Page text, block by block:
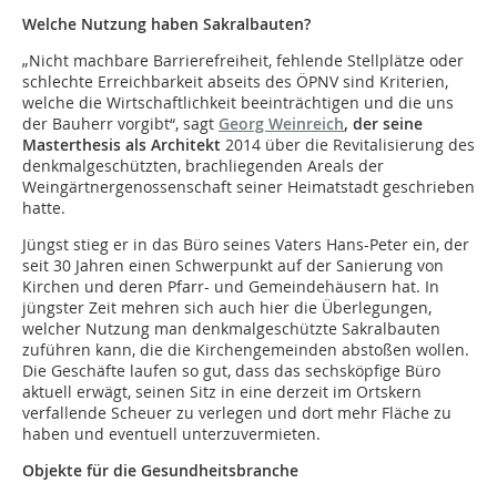
Welche Nutzung haben Sakralbauten?
„Nicht machbare Barrierefreiheit, fehlende Stellplätze oder
schlechte Erreichbarkeit abseits des ÖPNV sind Kriterien,
welche die Wirtschaftlichkeit beeinträchtigen und die uns
der Bauherr vorgibt“, sagt Georg Weinreich, der seine
Masterthesis als Architekt 2014 über die Revitalisierung des
denkmalgeschützten, brachliegenden Areals der
Weingärtnergenossenschaft seiner Heimatstadt geschrieben
hatte.
Jüngst stieg er in das Büro seines Vaters Hans-Peter ein, der
seit 30 Jahren einen Schwerpunkt auf der Sanierung von
Kirchen und deren Pfarr- und Gemeindehäusern hat. In
jüngster Zeit mehren sich auch hier die Überlegungen,
welcher Nutzung man denkmalgeschützte Sakralbauten
zuführen kann, die die Kirchengemeinden abstoßen wollen.
Die Geschäfte laufen so gut, dass das sechsköpfige Büro
aktuell erwägt, seinen Sitz in eine derzeit im Ortskern
verfallende Scheuer zu verlegen und dort mehr Fläche zu
haben und eventuell unterzuvermieten.
Objekte für die Gesundheitsbranche